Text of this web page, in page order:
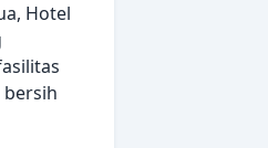
Hotel
bersih